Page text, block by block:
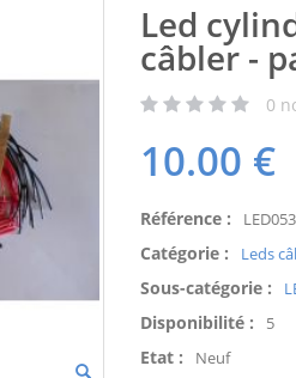
Led
câbler -
0
10.00 €
Référence :
Catégorie : Leds
Sous-catégorie :
Disponibilité : 5
Etat : Neuf